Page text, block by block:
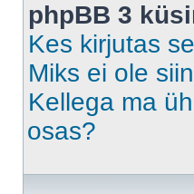
phpBB 3
Kes kirjutas
Miks ei ole
Kellega ma
osas?